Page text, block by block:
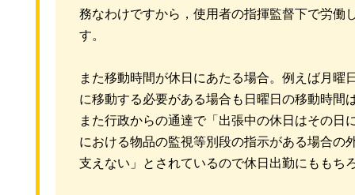
務なわけですから，使用者の指揮監督下で労働
す。
また移動時間が休日にあたる場合。例えば月曜
に移動する必要がある場合も日曜日の移動時間
また行政からの通達で「出張中の休日はその日
における物品の監視等別段の指示がある場合の
支えない」とされているので休日出勤にももち